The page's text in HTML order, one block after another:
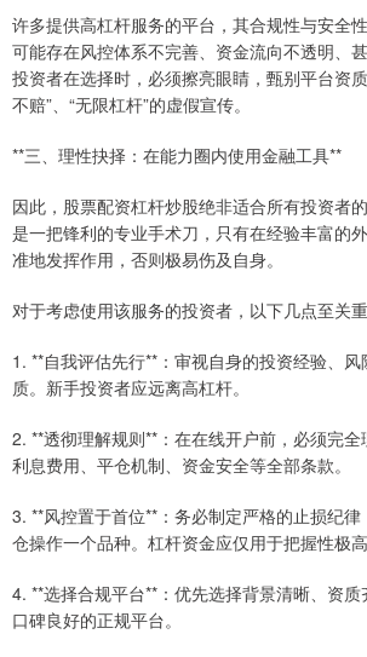
许多提供高杠杆服务的平台，其合规性与安全
可能存在风控体系不完善、资金流向不透明、
投资者在选择时，必须擦亮眼睛，甄别平台资
不赔”、“无限杠杆”的虚假宣传。
**三、理性抉择：在能力圈内使用金融工具**
因此，股票配资杠杆炒股绝非适合所有投资者
是一把锋利的专业手术刀，只有在经验丰富的
准地发挥作用，否则极易伤及自身。
对于考虑使用该服务的投资者，以下几点至关重
1. **自我评估先行**：审视自身的投资经验、
质。新手投资者应远离高杠杆。
2. **透彻理解规则**：在在线开户前，必须完全
利息费用、平仓机制、资金安全等全部条款。
3. **风控置于首位**：务必制定严格的止损纪
仓操作一个品种。杠杆资金应仅用于把握性极高
4. **选择合规平台**：优先选择背景清晰、资质
口碑良好的正规平台。